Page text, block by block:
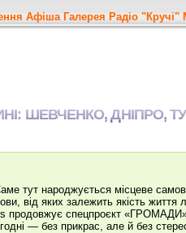
Афіша Галерея Радіо "Кручі"
ШЕВЧЕНКО, ДНІПРО,
тут народжується місцеве
від яких залежить якість життя
продовжує спецпроєкт
— без прикрас, але й без